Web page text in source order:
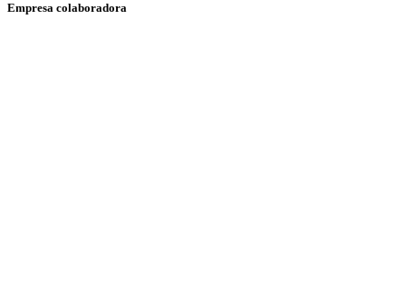
Empresa colaboradora